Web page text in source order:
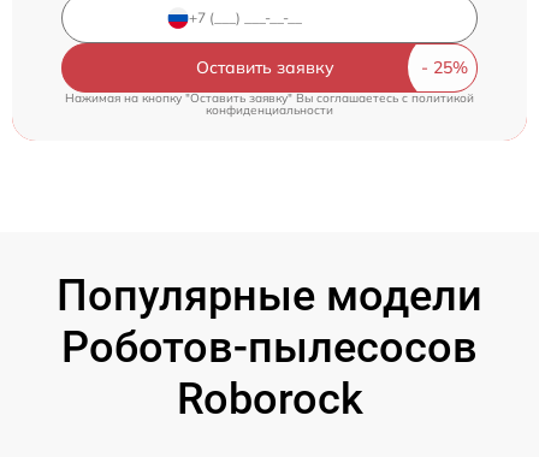
Оставить заявку
Нажимая на кнопку "Оставить заявку" Вы соглашаетесь cполитикой
конфиденциальности
Популярные модели
Роботов-пылесосов
Roborock